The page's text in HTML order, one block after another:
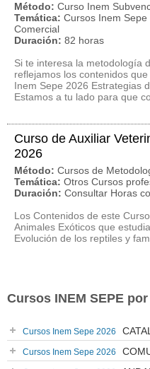
Método: Curso Inem
Temática: Cursos Inem
Comercial
Duración: 82 horas
Si te interesa la metodología
reflejamos los contenidos
Inem Sepe 2026 Estrategias
Estamos a tu lado para que
Curso de Auxiliar
2026
Método: Cursos de
Temática: Otros Cursos
Duración: Consultar Horas
Los Contenidos de este
Animales Exóticos que
Evolución de los reptiles y
Cursos INEM SEPE
Cursos Inem Sepe 2026
Cursos Inem Sepe 2026